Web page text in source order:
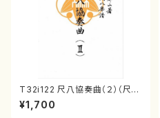
T32i122 尺八協奏曲（２）（尺
八/二代 山本邦山/尺八/都山式
譜）都山流公刊楽譜曲番:571
¥1,700